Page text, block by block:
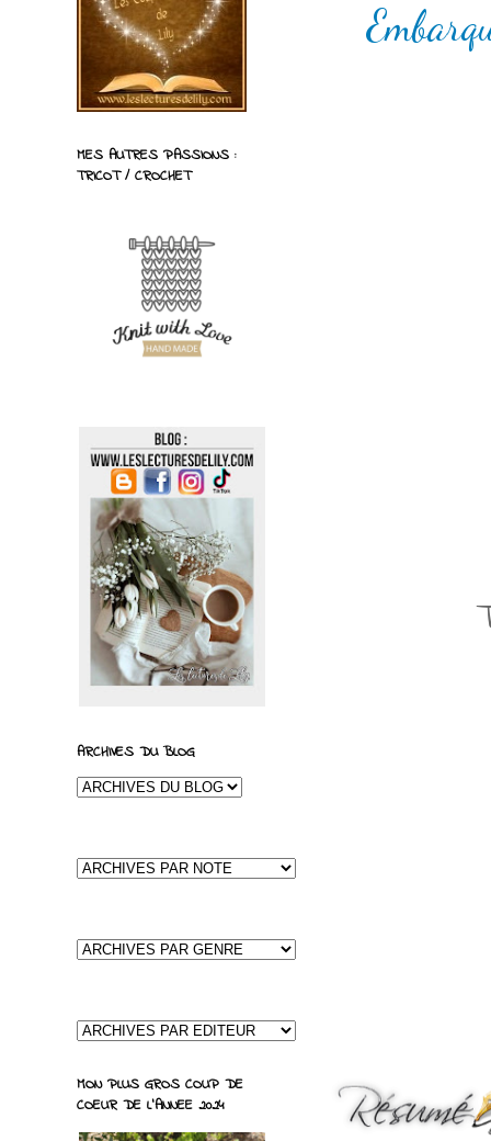
MES AUTRES PASSIONS :
TRICOT / CROCHET
ARCHIVES DU BLOG
MON PLUS GROS COUP DE
COEUR DE L'ANNEE 2024